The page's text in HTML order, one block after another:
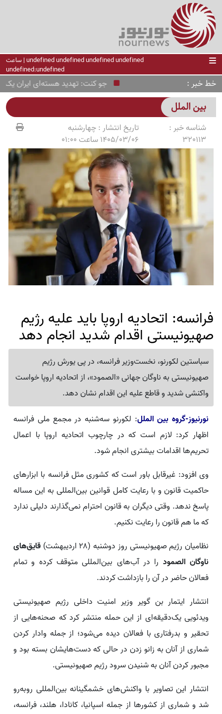
undefined undefined undefined undefined | ساعت
undefined:undefined
خط خبر جو کنت: تهدید هسته‌ای ایران یک
بین الملل
شناسه خبر :
320113
تاریخ انتشار :چهارشنبه
1405/03/06 ساعت 01:00
فرانسه: اتحادیه اروپا باید علیه رژیم
صهیونیستی اقدام شدید انجام دهد
سباستین لکورنو، نخست‌وزیر فرانسه، در پی یورش رژیم
صهیونیستی به ناوگان جهانی «الصمود»، از اتحادیه اروپا خواست
واکنشی شدید و قاطع علیه این اقدام نشان دهد.
نورنیوز-گروه بین الملل: لکورنو سه‌شنبه در مجمع ملی فرانسه
اظهار کرد: لازم است که در چارچوب اتحادیه اروپا با اعمال
تحریم‌ها اقدامات بیشتری انجام شود.
وی افزود: غیرقابل باور است که کشوری مثل فرانسه با ابزارهای
حاکمیت قانون و با رعایت کامل قوانین بین‌المللی به این مساله
پاسخ ندهد. وقتی دیگران به قانون احترام نمی‌گذارند دلیلی ندارد
که ما هم قانون را رعایت نکنیم.
نظامیان رژیم صهیونیستی روز دوشنبه (۲۸ اردیبهشت)
قایق‌های
ناوگان الصمود را در آب‌های بین‌المللی متوقف کرده و تمام
فعالان حاضر در آن را بازداشت کردند.
انتشار ایتمار بن گویر وزیر امنیت داخلی رژیم صهیونیستی
ویدئویی یک‌دقیقه‌ای از این حمله منتشر کرد که صحنه‌هایی از
تحقیر و بدرفتاری با فعالان دیده می‌شود؛ از جمله وادار کردن
شماری از آنان به زانو زدن در حالی که دست‌هایشان بسته بود و
مجبور کردن آنان به شنیدن سرود رژیم صهیونیستی.
انتشار این تصاویر با واکنش‌های خشمگینانه بین‌المللی روبه‌رو
شد و شماری از کشورها از جمله اسپانیا، کانادا، هلند، فرانسه،